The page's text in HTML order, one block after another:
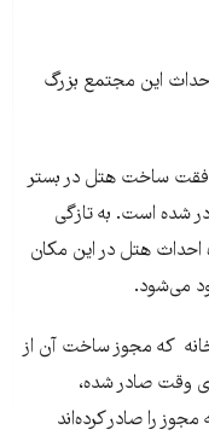
احداث این مجتمع بزرگ
ساخت هتل در بستر
شده است. به تازگی
احداث هتل در این مکان
می‌شود.
که مجوز ساخت آن از
وقت صادر شده،
را صادر کرده‌اند